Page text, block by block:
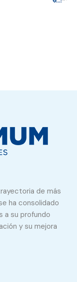
de más
ha consolidado
a su profundo
y su mejora